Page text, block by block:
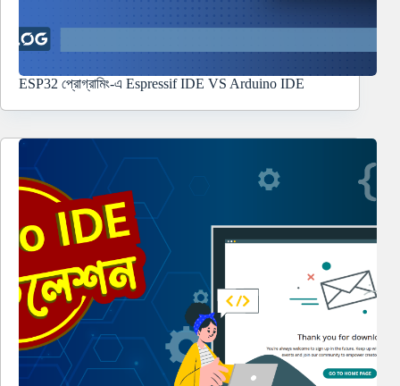
ESP32 প্রোগ্রামিং-এ Espressif IDE VS Arduino IDE